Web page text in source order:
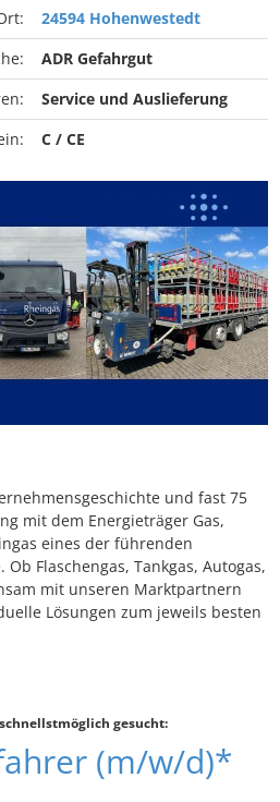
24594 Hohenwestedt
ADR Gefahrgut
Service und Auslieferung
C / CE
und fast 75
mit dem Energieträger Gas,
eines der führenden
Flaschengas, Tankgas, Autogas,
mit unseren Marktpartnern
Lösungen zum jeweils besten
gesucht:
(m/w/d)*